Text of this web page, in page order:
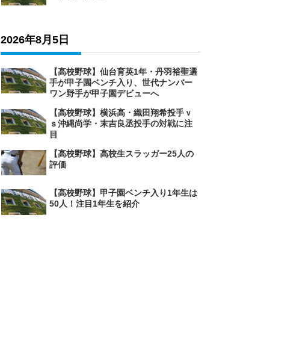
2026年8月5日
【高校野球】仙台育英1年・丹羽裕聖選
手が甲子園ベンチ入り、世代ナンバー
ワン野手が甲子園デビューへ
【高校野球】横浜高・織田翔希投手ｖ
ｓ沖縄尚学・末吉良丞投手の対戦に注
目
【高校野球】高校生スラッガー25人の
評価
【高校野球】甲子園ベンチ入り1年生は
50人！注目1年生を紹介